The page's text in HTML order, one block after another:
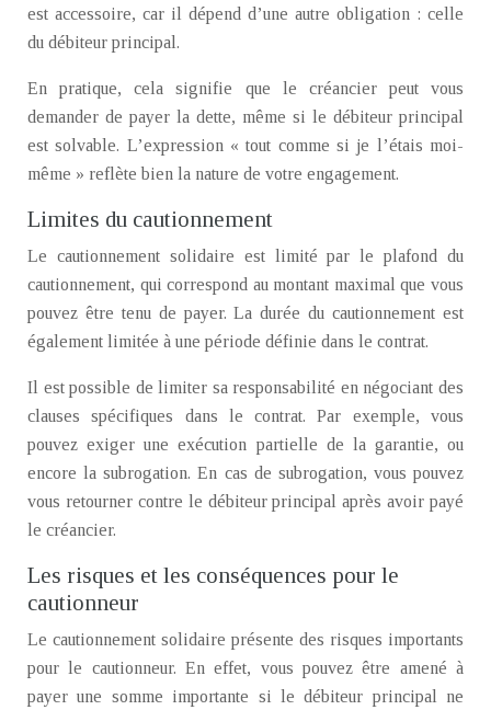
est accessoire, car il dépend d’une autre obligation : celle
du débiteur principal.
En pratique, cela signifie que le créancier peut vous
demander de payer la dette, même si le débiteur principal
est solvable. L’expression « tout comme si je l’étais moi-
même » reflète bien la nature de votre engagement.
Limites du cautionnement
Le cautionnement solidaire est limité par le plafond du
cautionnement, qui correspond au montant maximal que vous
pouvez être tenu de payer. La durée du cautionnement est
également limitée à une période définie dans le contrat.
Il est possible de limiter sa responsabilité en négociant des
clauses spécifiques dans le contrat. Par exemple, vous
pouvez exiger une exécution partielle de la garantie, ou
encore la subrogation. En cas de subrogation, vous pouvez
vous retourner contre le débiteur principal après avoir payé
le créancier.
Les risques et les conséquences pour le
cautionneur
Le cautionnement solidaire présente des risques importants
pour le cautionneur. En effet, vous pouvez être amené à
payer une somme importante si le débiteur principal ne